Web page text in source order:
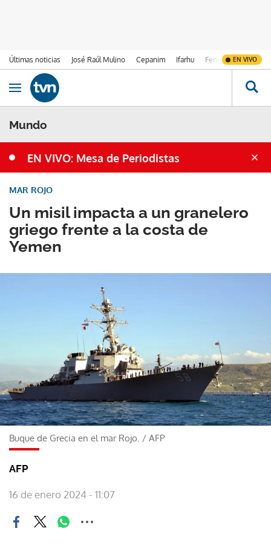
Últimas noticias José Raúl Mulino Cepanim Ifarhu Fenómeno de El
EN VIVO
Ir al contenido
Obrir navegació
Mundo
EN VIVO: Mesa de Periodistas
Un misil impacta a un granelero
griego frente a la costa de
Yemen
MAR ROJO
Buque de Grecia en el mar Rojo. / AFP
AFP
16 de enero 2024 - 11:07